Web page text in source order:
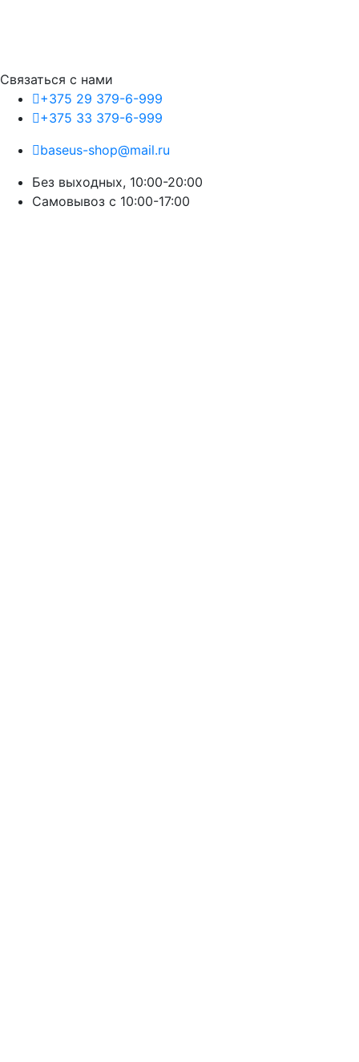
Связаться с нами
+375 29 379-6-999
+375 33 379-6-999
baseus-shop@mail.ru
Без выходных, 10:00-20:00
Cамовывоз с 10:00-17:00